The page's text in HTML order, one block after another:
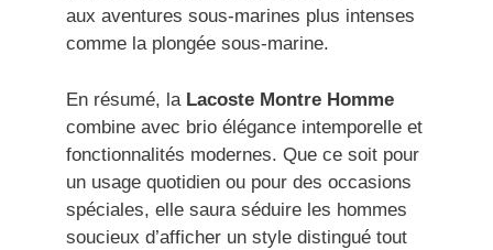
aux aventures sous-marines plus intenses
comme la plongée sous-marine.
En résumé, la Lacoste Montre Homme
combine avec brio élégance intemporelle et
fonctionnalités modernes. Que ce soit pour
un usage quotidien ou pour des occasions
spéciales, elle saura séduire les hommes
soucieux d’afficher un style distingué tout